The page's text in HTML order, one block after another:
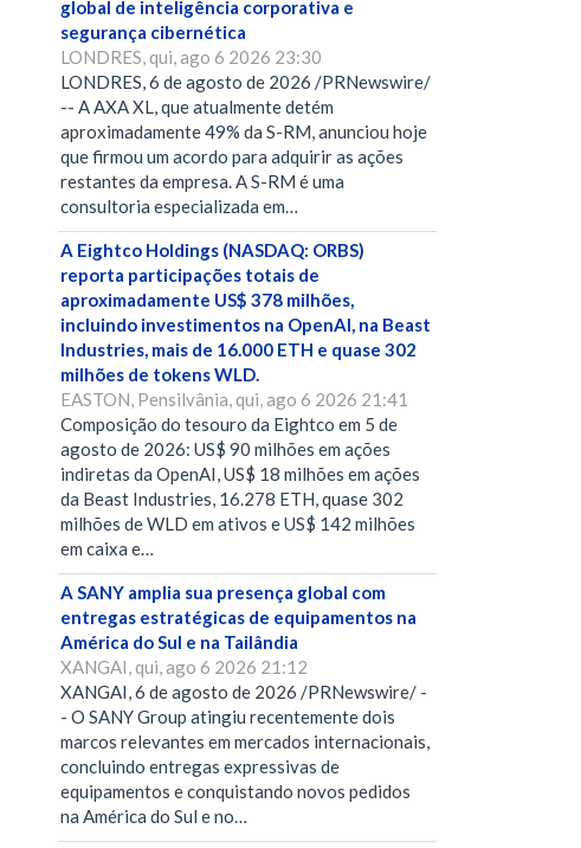
global de inteligência corporativa e
segurança cibernética
LONDRES, qui, ago 6 2026 23:30
LONDRES, 6 de agosto de 2026 /PRNewswire/
-- A AXA XL, que atualmente detém
aproximadamente 49% da S-RM, anunciou hoje
que firmou um acordo para adquirir as ações
restantes da empresa. A S-RM é uma
consultoria especializada em…
A Eightco Holdings (NASDAQ: ORBS)
reporta participações totais de
aproximadamente US$ 378 milhões,
incluindo investimentos na OpenAI, na Beast
Industries, mais de 16.000 ETH e quase 302
milhões de tokens WLD.
EASTON, Pensilvânia, qui, ago 6 2026 21:41
Composição do tesouro da Eightco em 5 de
agosto de 2026: US$ 90 milhões em ações
indiretas da OpenAI, US$ 18 milhões em ações
da Beast Industries, 16.278 ETH, quase 302
milhões de WLD em ativos e US$ 142 milhões
em caixa e…
A SANY amplia sua presença global com
entregas estratégicas de equipamentos na
América do Sul e na Tailândia
XANGAI, qui, ago 6 2026 21:12
XANGAI, 6 de agosto de 2026 /PRNewswire/ -
- O SANY Group atingiu recentemente dois
marcos relevantes em mercados internacionais,
concluindo entregas expressivas de
equipamentos e conquistando novos pedidos
na América do Sul e no…